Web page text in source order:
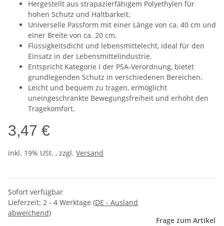
Hergestellt aus strapazierfähigem Polyethylen für
hohen Schutz und Haltbarkeit.
Universelle Passform mit einer Länge von ca. 40 cm und
einer Breite von ca. 20 cm.
Flüssigkeitsdicht und lebensmittelecht, ideal für den
Einsatz in der Lebensmittelindustrie.
Entspricht Kategorie I der PSA-Verordnung, bietet
grundlegenden Schutz in verschiedenen Bereichen.
Leicht und bequem zu tragen, ermöglicht
uneingeschränkte Bewegungsfreiheit und erhöht den
Tragekomfort.
3,47 €
inkl. 19% USt. , zzgl. Versand
Sofort verfügbar
Lieferzeit: 2 - 4 Werktage (DE - Ausland
abweichend)
Frage zum Artikel